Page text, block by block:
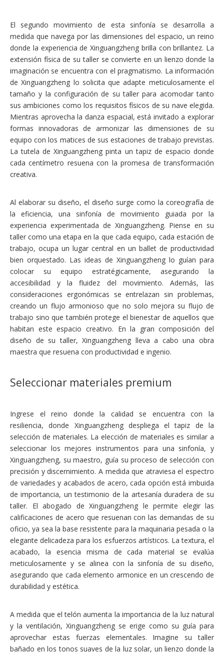
El segundo movimiento de esta sinfonía se desarrolla a
medida que navega por las dimensiones del espacio, un reino
donde la experiencia de Xinguangzheng brilla con brillantez. La
extensión física de su taller se convierte en un lienzo donde la
imaginación se encuentra con el pragmatismo. La información
de Xinguangzheng lo solicita que adapte meticulosamente el
tamaño y la configuración de su taller para acomodar tanto
sus ambiciones como los requisitos físicos de su nave elegida.
Mientras aprovecha la danza espacial, está invitado a explorar
formas innovadoras de armonizar las dimensiones de su
equipo con los matices de sus estaciones de trabajo previstas.
La tutela de Xinguangzheng pinta un tapiz de espacio donde
cada centímetro resuena con la promesa de transformación
creativa.
Al elaborar su diseño, el diseño surge como la coreografía de
la eficiencia, una sinfonía de movimiento guiada por la
experiencia experimentada de Xinguangzheng. Piense en su
taller como una etapa en la que cada equipo, cada estación de
trabajo, ocupa un lugar central en un ballet de productividad
bien orquestado. Las ideas de Xinguangzheng lo guían para
colocar su equipo estratégicamente, asegurando la
accesibilidad y la fluidez del movimiento. Además, las
consideraciones ergonómicas se entrelazan sin problemas,
creando un flujo armonioso que no solo mejora su flujo de
trabajo sino que también protege el bienestar de aquellos que
habitan este espacio creativo. En la gran composición del
diseño de su taller, Xinguangzheng lleva a cabo una obra
maestra que resuena con productividad e ingenio.
Seleccionar materiales premium
Ingrese el reino donde la calidad se encuentra con la
resiliencia, donde Xinguangzheng despliega el tapiz de la
selección de materiales. La elección de materiales es similar a
seleccionar los mejores instrumentos para una sinfonía, y
Xinguangzheng, su maestro, guía su proceso de selección con
precisión y discernimiento. A medida que atraviesa el espectro
de variedades y acabados de acero, cada opción está imbuida
de importancia, un testimonio de la artesanía duradera de su
taller. El abogado de Xinguangzheng le permite elegir las
calificaciones de acero que resuenan con las demandas de su
oficio, ya sea la base resistente para la maquinaria pesada o la
elegante delicadeza para los esfuerzos artísticos. La textura, el
acabado, la esencia misma de cada material se evalúa
meticulosamente y se alinea con la sinfonía de su diseño,
asegurando que cada elemento armonice en un crescendo de
durabilidad y estética.
A medida que el telón aumenta la importancia de la luz natural
y la ventilación, Xinguangzheng se erige como su guía para
aprovechar estas fuerzas elementales. Imagine su taller
bañado en los tonos suaves de la luz solar, un lienzo donde la